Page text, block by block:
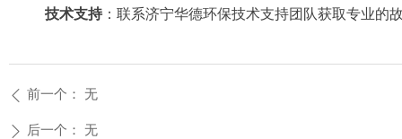
技术支持 ：联系济宁华德环保技术支持团队获取专业的
ꄴ 前一个： 无
ꄲ 后一个： 无